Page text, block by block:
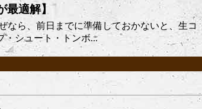
適解】
なら、前日までに準備しておかないと、生コ
シュート・トンボ...